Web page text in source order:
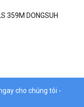
359M DONGSUH
cho chúng tôi -